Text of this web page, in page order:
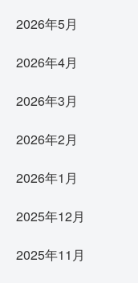
2026年5月
2026年4月
2026年3月
2026年2月
2026年1月
2025年12月
2025年11月